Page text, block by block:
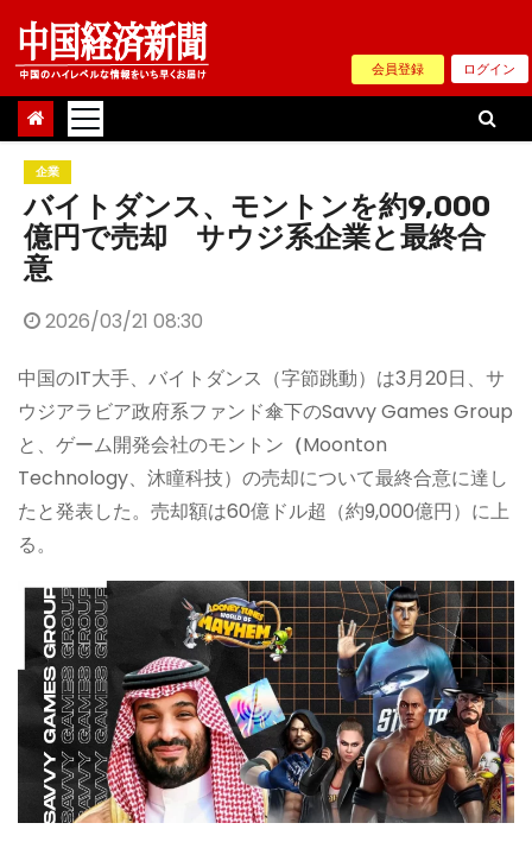
Skip
content
会員登録 ログイン
企業
バイトダンス、モントンを約9,000
億円で売却 サウジ系企業と最終合
意
2026/03/21 08:30
中国のIT大手、バイトダンス（字節跳動）は3月20日、サ
ウジアラビア政府系ファンド傘下のSavvy Games Group
と、ゲーム開発会社のモントン （Moonton
Technology、沐瞳科技）の売却について最終合意に達し
たと発表した。売却額は60億ドル超（約9,000億円）に上
る。